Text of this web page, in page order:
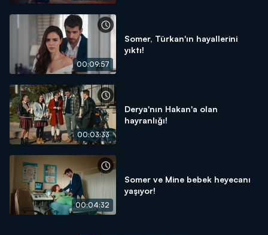
00:09:57
Somer, Türkan'ın hayallerini
yıktı!
00:03:33
Derya'nın Hakan'a olan
hayranlığı!
00:04:32
Somer ve Mine bebek heyecanı
yaşıyor!